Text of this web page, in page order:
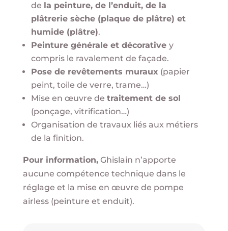
de la peinture, de l’enduit, de la
plâtrerie sèche (plaque de plâtre) et
humide (plâtre).
Peinture générale et décorative y
compris le ravalement de façade.
Pose de revêtements muraux (papier
peint, toile de verre, trame…)
Mise en œuvre de traitement de sol
(ponçage, vitrification…)
Organisation de travaux liés aux métiers
de la finition.
Pour information,Ghislain n’apporte
aucune compétence technique dans le
réglage et la mise en œuvre de pompe
airless (peinture et enduit).